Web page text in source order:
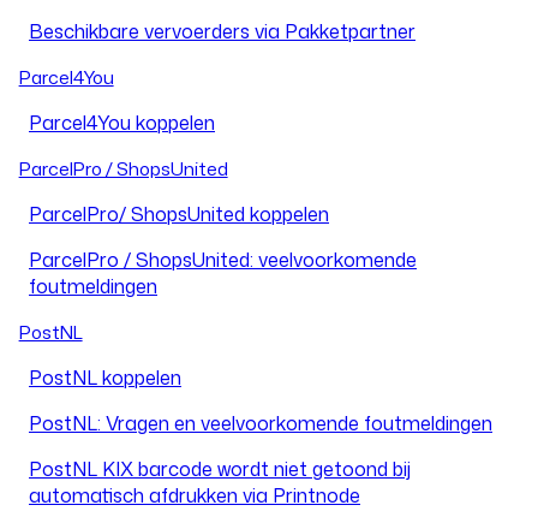
Beschikbare vervoerders via Pakketpartner
Parcel4You
Parcel4You koppelen
ParcelPro / ShopsUnited
ParcelPro/ ShopsUnited koppelen
ParcelPro / ShopsUnited: veelvoorkomende
foutmeldingen
PostNL
PostNL koppelen
PostNL: Vragen en veelvoorkomende foutmeldingen
PostNL KIX barcode wordt niet getoond bij
automatisch afdrukken via Printnode